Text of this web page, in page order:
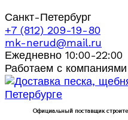
Санкт-Петербург
+7 (812) 209-19-80
mk-nerud@mail.ru
Ежедневно 10:00-22:00
Работаем с
Официальный поставщик